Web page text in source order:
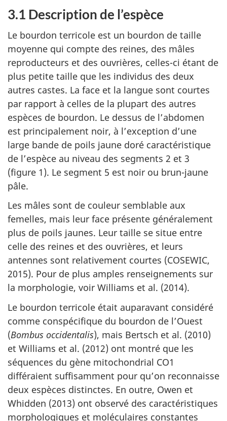
3.1 Description de l’espèce
Le bourdon terricole est un bourdon de taille
moyenne qui compte des reines, des mâles
reproducteurs et des ouvrières, celles-ci étant de
plus petite taille que les individus des deux
autres castes. La face et la langue sont courtes
par rapport à celles de la plupart des autres
espèces de bourdon. Le dessus de l’abdomen
est principalement noir, à l’exception d’une
large bande de poils jaune doré caractéristique
de l’espèce au niveau des segments 2 et 3
(figure 1). Le segment 5 est noir ou brun-jaune
pâle.
Les mâles sont de couleur semblable aux
femelles, mais leur face présente généralement
plus de poils jaunes. Leur taille se situe entre
celle des reines et des ouvrières, et leurs
antennes sont relativement courtes (COSEWIC,
2015). Pour de plus amples renseignements sur
la morphologie, voir Williams et al. (2014).
Le bourdon terricole était auparavant considéré
comme conspécifique du bourdon de l’Ouest
(Bombus occidentalis), mais Bertsch et al. (2010)
et Williams et al. (2012) ont montré que les
séquences du gène mitochondrial CO1
différaient suffisamment pour qu’on reconnaisse
deux espèces distinctes. En outre, Owen et
Whidden (2013) ont observé des caractéristiques
morphologiques et moléculaires constantes